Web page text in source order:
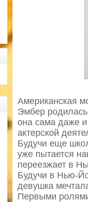
Американская
Эмбер
она сама даже
актерской
Будучи еще
уже пытается
переезжает в
Будучи в Нью-
девушка
Первыми ролями